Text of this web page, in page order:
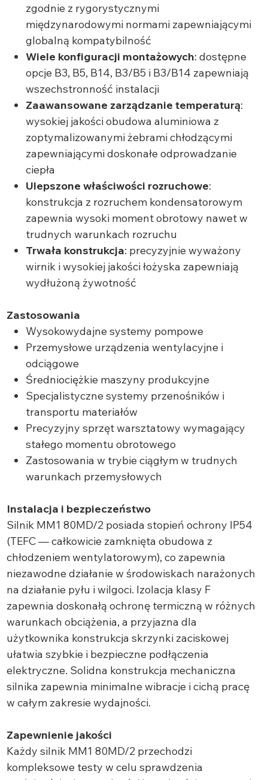
zgodnie z rygorystycznymi
międzynarodowymi normami zapewniającymi
globalną kompatybilność
Wiele konfiguracji montażowych: dostępne
opcje B3, B5, B14, B3/B5 i B3/B14 zapewniają
wszechstronność instalacji
Zaawansowane zarządzanie temperaturą:
wysokiej jakości obudowa aluminiowa z
zoptymalizowanymi żebrami chłodzącymi
zapewniającymi doskonałe odprowadzanie
ciepła
Ulepszone właściwości rozruchowe:
konstrukcja z rozruchem kondensatorowym
zapewnia wysoki moment obrotowy nawet w
trudnych warunkach rozruchu
Trwała konstrukcja: precyzyjnie wyważony
wirnik i wysokiej jakości łożyska zapewniają
wydłużoną żywotność
Zastosowania
Wysokowydajne systemy pompowe
Przemysłowe urządzenia wentylacyjne i
odciągowe
Średniociężkie maszyny produkcyjne
Specjalistyczne systemy przenośników i
transportu materiałów
Precyzyjny sprzęt warsztatowy wymagający
stałego momentu obrotowego
Zastosowania w trybie ciągłym w trudnych
warunkach przemysłowych
Instalacja i bezpieczeństwo
Silnik MM1 80MD/2 posiada stopień ochrony IP54
(TEFC — całkowicie zamknięta obudowa z
chłodzeniem wentylatorowym), co zapewnia
niezawodne działanie w środowiskach narażonych
na działanie pyłu i wilgoci. Izolacja klasy F
zapewnia doskonałą ochronę termiczną w różnych
warunkach obciążenia, a przyjazna dla
użytkownika konstrukcja skrzynki zaciskowej
ułatwia szybkie i bezpieczne podłączenia
elektryczne. Solidna konstrukcja mechaniczna
silnika zapewnia minimalne wibracje i cichą pracę
w całym zakresie wydajności.
Zapewnienie jakości
Każdy silnik MM1 80MD/2 przechodzi
kompleksowe testy w celu sprawdzenia